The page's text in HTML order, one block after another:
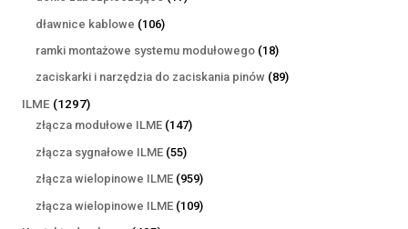
dławnice kablowe 106106
produktów
ramki montażowe systemu modułowego 1818
produktów
zaciskarki i narzędzia do zaciskania pinów 8989
ILME 12971297
produktów
złącza modułowe ILME 147147
złącza sygnałowe ILME 5555
produktów
złącza wielopinowe ILME 959959
produktów
złącza wielopinowe ILME 109109